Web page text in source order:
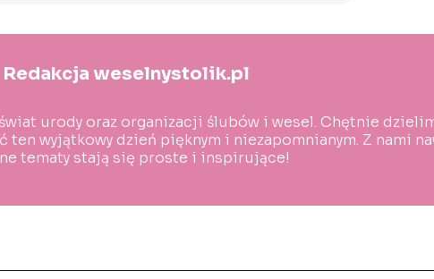
Redakcja weselnystolik.pl
urody oraz organizacji ślubów i wesel. Chętnie
ten wyjątkowy dzień pięknym i niezapomnianym. Z nami
tematy stają się proste i inspirujące!